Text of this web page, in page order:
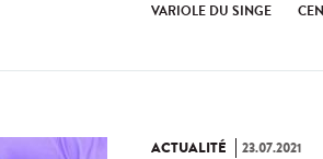
VARIOLE DU SINGE
ACTUALITÉ 23.07.2021